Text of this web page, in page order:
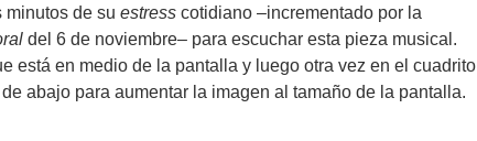
minutos de su estress cotidiano –incrementado por la
del 6 de noviembre– para escuchar esta pieza musical.
está en medio de la pantalla y luego otra vez en el cuadrito
abajo para aumentar la imagen al tamaño de la pantalla.